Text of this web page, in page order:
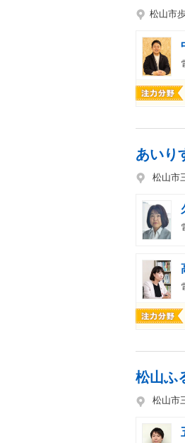
松山市
あいり
松山市
松山ふ
松山市